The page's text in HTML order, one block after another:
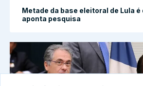
Metade da base eleitoral de Lula é
aponta pesquisa